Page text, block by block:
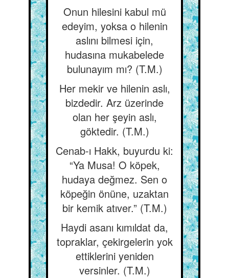
Onun hilesini kabul mü
edeyim, yoksa o hilenin
aslını bilmesi için,
hudasına mukabelede
bulunayım mı? (T.M.)
Her mekir ve hilenin aslı,
bizdedir. Arz üzerinde
olan her şeyin aslı,
göktedir. (T.M.)
Cenab-ı Hakk, buyurdu ki:
“Ya Musa! O köpek,
hudaya değmez. Sen o
köpeğin önüne, uzaktan
bir kemik atıver.” (T.M.)
Haydi asanı kımıldat da,
topraklar, çekirgelerin yok
ettiklerini yeniden
versinler. (T.M.)